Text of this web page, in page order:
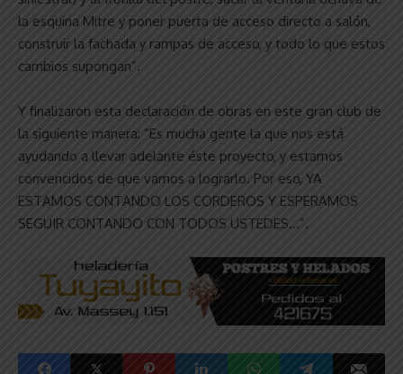
la esquina Mitre y poner puerta de acceso directo a salón,
construir la fachada y rampas de acceso, y todo lo que estos
cambios supongan”.
Y finalizaron esta declaración de obras en este gran club de
la siguiente manera: “Es mucha gente la que nos está
ayudando a llevar adelante éste proyecto, y estamos
convencidos de que vamos a lograrlo. Por eso, YA
ESTAMOS CONTANDO LOS CORDEROS Y ESPERAMOS
SEGUIR CONTANDO CON TODOS USTEDES…”.